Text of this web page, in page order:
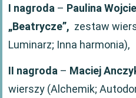
I nagroda – Paulina
„Beatrycze”, zestaw
Luminarz; Inna harmonia),
II nagroda – Maciej
wierszy (Alchemik;